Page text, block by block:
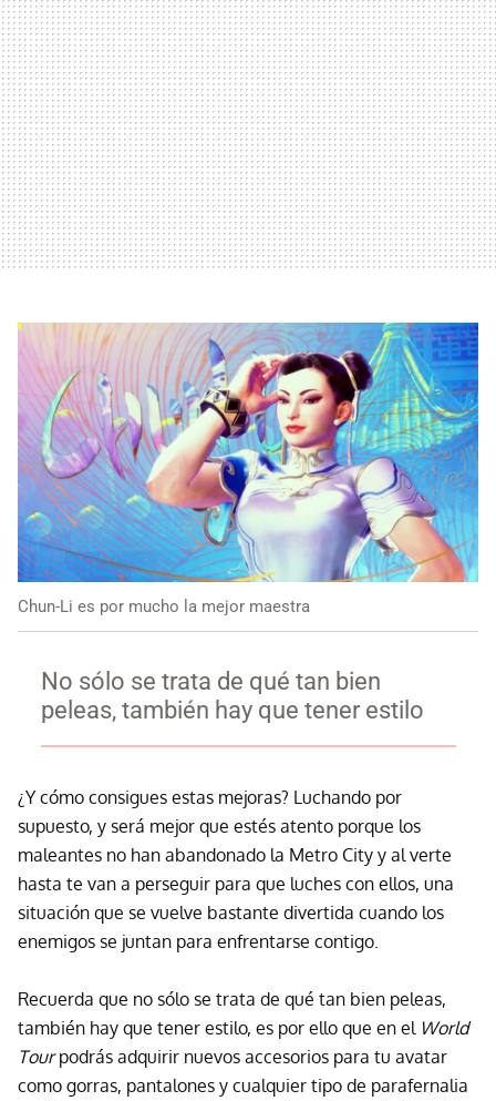
Chun-Li es por mucho la mejor maestra
No sólo se trata de qué tan bien
peleas, también hay que tener estilo
¿Y cómo consigues estas mejoras? Luchando por
supuesto, y será mejor que estés atento porque los
maleantes no han abandonado la Metro City y al verte
hasta te van a perseguir para que luches con ellos, una
situación que se vuelve bastante divertida cuando los
enemigos se juntan para enfrentarse contigo.
Recuerda que no sólo se trata de qué tan bien peleas,
también hay que tener estilo, es por ello que en el World
Tourpodrás adquirir nuevos accesorios para tu avatar
como gorras, pantalones y cualquier tipo de parafernalia